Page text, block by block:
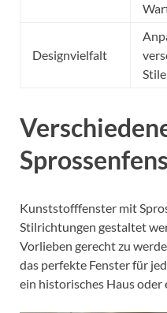
Designvielfalt
Kunststofffenster mit
Stilrichtungen gestaltet
Vorlieben gerecht zu
das perfekte Fenster für
ein historisches Haus oder